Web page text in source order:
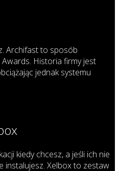
Archifast to sposób
Historia firmy jest
jednak systemu
kiedy chcesz, a jeśli ich nie
instalujesz. Xelbox to zestaw